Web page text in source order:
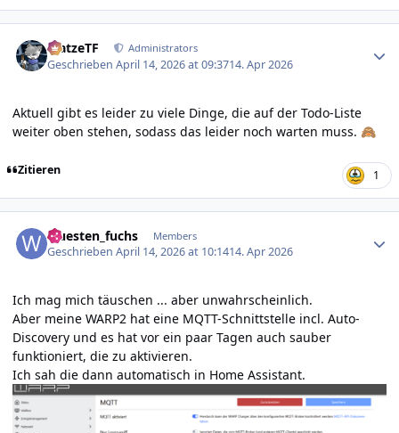
MatzeTF Administrators
GeschriebenApril 14, 2026 at 09:3714. Apr 2026
Aktuell gibt es leider zu viele Dinge, die auf der Todo-Liste
weiter oben stehen, sodass das leider noch warten muss. 🙈
Zitieren 1
wuesten_fuchs Members
GeschriebenApril 14, 2026 at 10:1414. Apr 2026
Ich mag mich täuschen ... aber unwahrscheinlich.
Aber meine WARP2 hat eine MQTT-Schnittstelle incl. Auto-
Discovery und es hat vor ein paar Tagen auch sauber
funktioniert, die zu aktivieren.
Ich sah die dann automatisch in Home Assistant.